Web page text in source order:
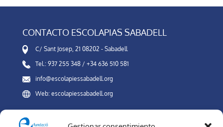
CONTACTO ESCOLAPIAS SABADELL
C/ Sant Josep, 21 08202 - Sabadell
Tel.: 937 255 348 / +34 636 510 581
info@escolapiessabadell.org
Web: escolapiessabadell.org